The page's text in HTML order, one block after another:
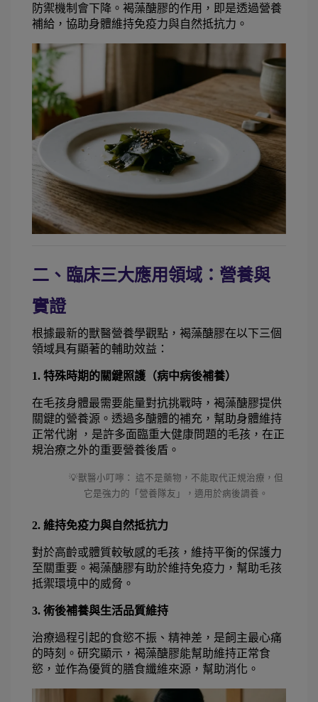
防禦機制會下降。褐藻醣膠的作用，即是透過營養
補給，協助身體維持免疫力與自然抵抗力。
二、臨床三大應用領域：營養與
實證
根據最新的獸醫營養學觀點，褐藻醣膠在以下三個
領域具有顯著的輔助效益：
1. 特殊時期的關鍵照護（病中病後補養）
在毛孩身體最需要能量對抗挑戰時，褐藻醣膠提供
關鍵的營養源。透過多醣體的補充，幫助身體維持
正常代謝 ，是許多面臨重大健康問題的毛孩，在正
規治療之外的重要營養後盾。
💡獸醫小叮嚀： 這不是藥物，不能取代正規治療，但
它是強力的「營養隊友」，適用於病後調養。
2. 維持免疫力與自然抵抗力
對於高齡或體質較敏感的毛孩，維持平衡的保護力
至關重要。褐藻醣膠有助於維持免疫力，幫助毛孩
抵禦環境中的威脅。
3. 術後補養與生活品質維持
治療過程引起的食慾不振、精神差，是飼主最心痛
的時刻。研究顯示，褐藻醣膠能幫助維持正常食
慾，並作為優質的膳食纖維來源，幫助消化。